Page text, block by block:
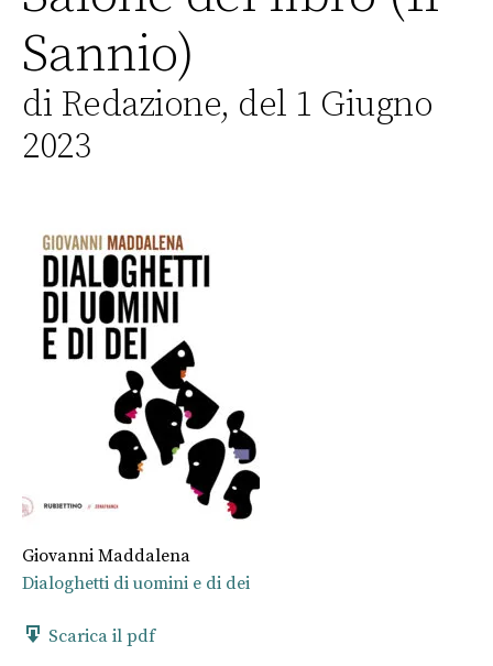
Sannio)
di Redazione, del 1 Giugno
2023
Giovanni Maddalena
Dialoghetti di uomini e di dei
Scarica il pdf